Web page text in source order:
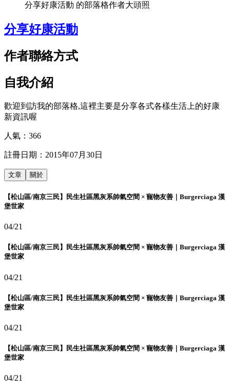
分享好康活動 的部落格作者大頭照
分享好康活動
作者聯絡方式
自我介紹
歡迎到訪我的部落格,這裡主要是分享各式各樣生活上的好康
新資訊喔
人氣： 366
註冊日期： 2015年07月30日
文章 關於
【松山區/南京三民】民生社區黑灰系帥氣空間 × 寵物友善｜Burgerciaga 漢
堡世家
04/21
【松山區/南京三民】民生社區黑灰系帥氣空間 × 寵物友善｜Burgerciaga 漢
堡世家
04/21
【松山區/南京三民】民生社區黑灰系帥氣空間 × 寵物友善｜Burgerciaga 漢
堡世家
04/21
【松山區/南京三民】民生社區黑灰系帥氣空間 × 寵物友善｜Burgerciaga 漢
堡世家
04/21